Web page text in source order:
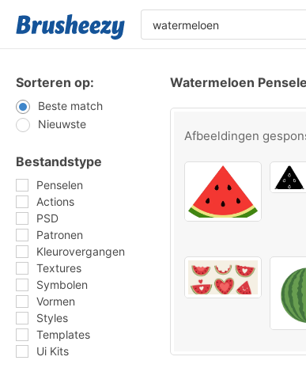
Sorteren op:
Beste match
Nieuwste
Bestandstype
Penselen
Actions
PSD
Patronen
Kleurovergangen
Textures
Symbolen
Vormen
Styles
Templates
Ui Kits
Watermeloen
Afbeeldingen